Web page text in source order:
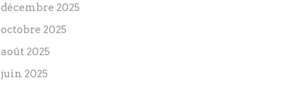
décembre 2025
octobre 2025
août 2025
juin 2025